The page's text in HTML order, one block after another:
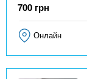
700 грн
Онлайн